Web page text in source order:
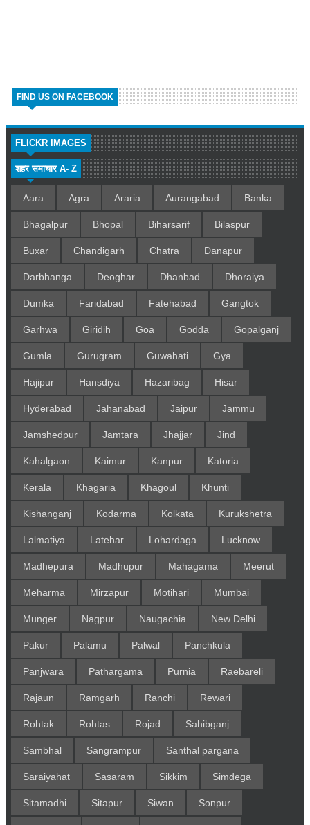
FIND US ON FACEBOOK
FLICKR IMAGES
शहर समाचार A- Z
Aara Agra Araria Aurangabad Banka
Bhagalpur Bhopal Biharsarif Bilaspur
Buxar Chandigarh Chatra Danapur
Darbhanga Deoghar Dhanbad Dhoraiya
Dumka Faridabad Fatehabad Gangtok
Garhwa Giridih Goa Godda Gopalganj
Gumla Gurugram Guwahati Gya
Hajipur Hansdiya Hazaribag Hisar
Hyderabad Jahanabad Jaipur Jammu
Jamshedpur Jamtara Jhajjar Jind
Kahalgaon Kaimur Kanpur Katoria
Kerala Khagaria Khagoul Khunti
Kishanganj Kodarma Kolkata Kurukshetra
Lalmatiya Latehar Lohardaga Lucknow
Madhepura Madhupur Mahagama Meerut
Meharma Mirzapur Motihari Mumbai
Munger Nagpur Naugachia New Delhi
Pakur Palamu Palwal Panchkula
Panjwara Pathargama Purnia Raebareli
Rajaun Ramgarh Ranchi Rewari
Rohtak Rohtas Rojad Sahibganj
Sambhal Sangrampur Santhal pargana
Saraiyahat Sasaram Sikkim Simdega
Sitamadhi Sitapur Siwan Sonpur